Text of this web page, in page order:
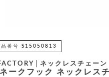
品番号 S15050813
ネックレスチェーン
ークフック ネックレス